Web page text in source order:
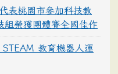
表桃園市參加科技教
組榮獲團體賽全國佳作
教育機器人運